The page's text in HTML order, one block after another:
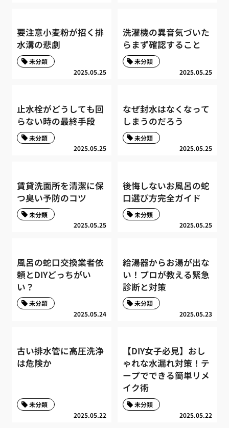
要注意小麦粉が招く排
水溝の悲劇
2025.05.25
未分類
洗濯機の異音気づいた
らまず確認すること
2025.05.25
未分類
止水栓がどうしても回
らない時の最終手段
2025.05.25
未分類
なぜ封水はなくなって
しまうのだろう
2025.05.25
未分類
賃貸洗面所を清潔に保
つ臭い予防のコツ
2025.05.25
未分類
後悔しないお風呂の蛇
口選び方完全ガイド
2025.05.25
未分類
風呂の蛇口交換業者依
頼とDIYどっちがい
い？
2025.05.24
未分類
給湯器からお湯が出な
い！プロが教える緊急
診断と対策
2025.05.23
未分類
古い排水管に高圧洗浄
は危険か
2025.05.22
未分類
【DIY女子必見】おし
ゃれな水漏れ対策！テ
ープでできる簡単リメ
イク術
2025.05.22
未分類